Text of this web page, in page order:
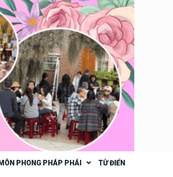
MÔN PHONG PHÁP PHÁI TỪ ĐIỂN